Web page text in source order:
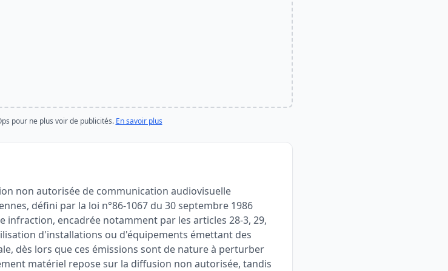
pour ne plus voir de publicités. En savoir plus
non autorisée de communication audiovisuelle
défini par la loi n°86-1067 du 30 septembre 1986
infraction, encadrée notamment par les articles 28-3, 29,
d'installations ou d'équipements émettant des
dès lors que ces émissions sont de nature à perturber
matériel repose sur la diffusion non autorisée, tandis